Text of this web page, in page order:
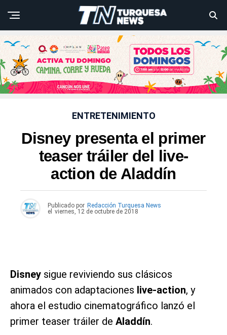
ENTRETENIMIENTO
Disney presenta el primer
teaser tráiler del live-
action de Aladdín
Publicado por Redacción Turquesa News
el viernes, 12 de octubre de 2018
Disney sigue reviviendo sus clásicos
animados con adaptaciones live-action, y
ahora el estudio cinematográfico lanzó el
primer teaser tráiler de Aladdín.